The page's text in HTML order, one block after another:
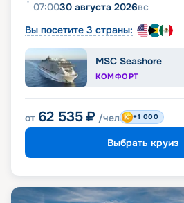
07:0030 августа 2026вс
Вы посетите 3 страны:
MSC Seashore
КОМФОРТ
от 62 535 ₽ /чел +1 000
Выбрать круиз